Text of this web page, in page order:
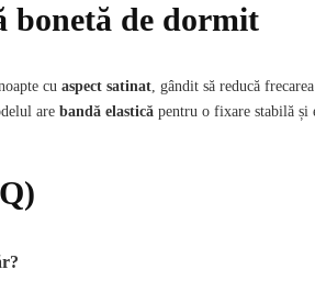
bonetă de dormit
cu aspect satinat, gândit să reducă
are bandă elastică pentru o fixare stabilă și